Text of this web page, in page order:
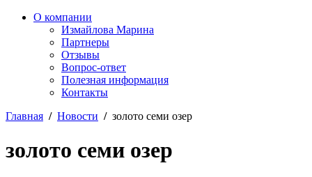
О компании
Измайлова Марина
Партнеры
Отзывы
Вопрос-ответ
Полезная информация
Контакты
Главная / Новости / золото семи озер
золото семи озер